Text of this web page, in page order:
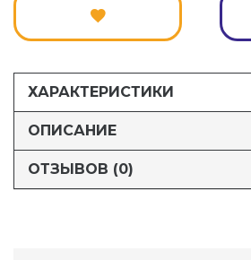
ХАРАКТЕРИСТИКИ
ОПИСАНИЕ
ОТЗЫВОВ (0)